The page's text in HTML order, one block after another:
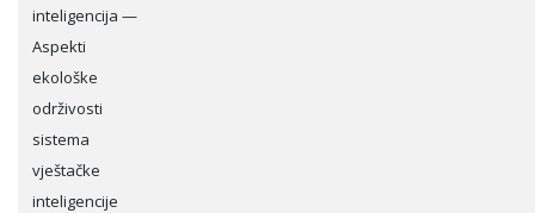
inteligencija —
Aspekti
ekološke
održivosti
sistema
vještačke
inteligencije